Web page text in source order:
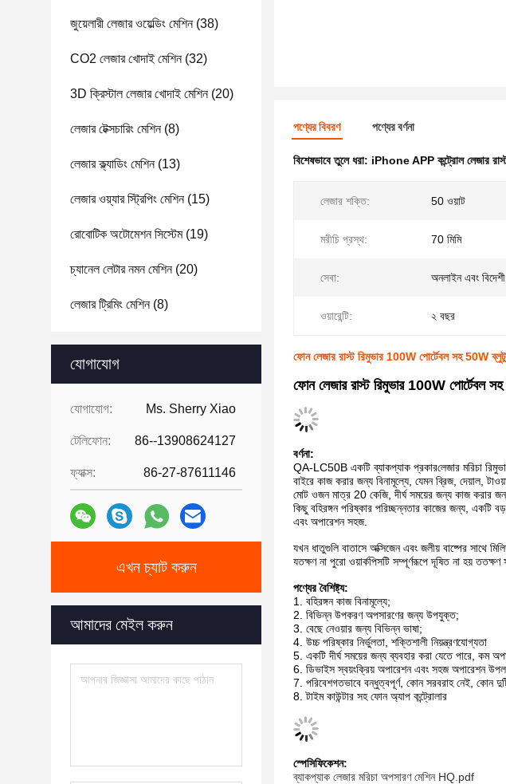
জুয়েলারী লেজার ওয়েল্ডিং মেশিন(38)
CO2 লেজার খোদাই মেশিন(32)
3D ক্রিস্টাল লেজার খোদাই মেশিন(20)
লেজার টেক্সচারিং মেশিন(8)
লেজার ক্ল্যাডিং মেশিন(13)
লেজার ওয়্যার স্ট্রিপিং মেশিন(15)
রোবোটিক অটোমেশন সিস্টেম(19)
চ্যানেল লেটার নমন মেশিন(20)
লেজার ট্রিমিং মেশিন(8)
যোগাযোগ
যোগাযোগ: Ms. Sherry Xiao
টেলিফোন: 86--13908624127
ফ্যাক্স: 86-27-87611146
এখন চ্যাট করুন
আমাদের মেইল করুন
পণ্যের বিবরণ পণ্যের বর্ণনা
বিশেষভাবে তুলে ধরা: iPhone APP কন্ট্রোল লেজার
লেজার শক্তি: 50 ওয়াট
মরীচি প্রস্থ: 70 মিমি
সেবা: অনলাইন এবং বিদেশী
ওয়ারেন্টি: ২ বছর
ফোন লেজার রাস্ট রিমুভার 100W পোর্টেবল সহ 50W
ফোন লেজার রাস্ট রিমুভার 100W পোর্টেবল
বর্ণনা:
QA-LC50B একটি ব্যাকপ্যাক প্রকারলেজার মরিচা
বাইরে কাজ করার জন্য বিনামূল্যে, যেমন ব্রিজ, দেয়াল,
মোট ওজন মাত্র 20 কেজি, দীর্ঘ সময়ের জন্য কাজ করার
কিছু বহিরঙ্গন পরিষ্কার পরিচ্ছন্নতার কাজের জন্য, একটি
এবং অপারেশন সহজ.
যখন ধাতুগুলি বাতাসে অক্সিজেন এবং জলীয় বাষ্পের সাথে
যতক্ষণ না পুরো ওয়ার্কপিসটি সম্পূর্ণরূপে দূষিত না হয়
পণ্যের বৈশিষ্ট্য:
1. বহিরঙ্গন কাজ বিনামূল্যে;
2. বিভিন্ন উপকরণ অপসারণের জন্য উপযুক্ত;
3. বেছে নেওয়ার জন্য বিভিন্ন ভাষা;
4. উচ্চ পরিষ্কার নির্ভুলতা, শক্তিশালী নিয়ন্ত্রণযোগ্যতা
5. একটি দীর্ঘ সময়ের জন্য ব্যবহার করা যেতে পারে, কম
6. ডিভাইস স্বয়ংক্রিয় অপারেশন এবং সহজ অপারেশন
7. পরিবেশগতভাবে বন্ধুত্বপূর্ণ, কোন সরবরাহ নেই, কোন
8. টাইম কাউন্টার সহ ফোন অ্যাপ কন্ট্রোলার
স্পেসিফিকেশন:
ব্যাকপ্যাক লেজার মরিচা অপসারণ মেশিন HQ.pdf